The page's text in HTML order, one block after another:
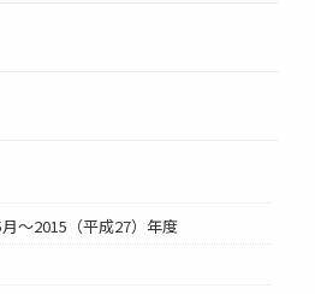
～2015（平成27）年度